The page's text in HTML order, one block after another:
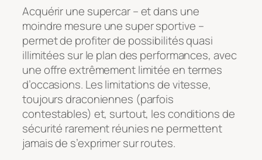
Acquérir une supercar – et dans une
moindre mesure une super sportive –
permet de profiter de possibilités quasi
illimitées sur le plan des performances, avec
une offre extrêmement limitée en termes
d’occasions. Les limitations de vitesse,
toujours draconiennes (parfois
contestables) et, surtout, les conditions de
sécurité rarement réunies ne permettent
jamais de s’exprimer sur routes.